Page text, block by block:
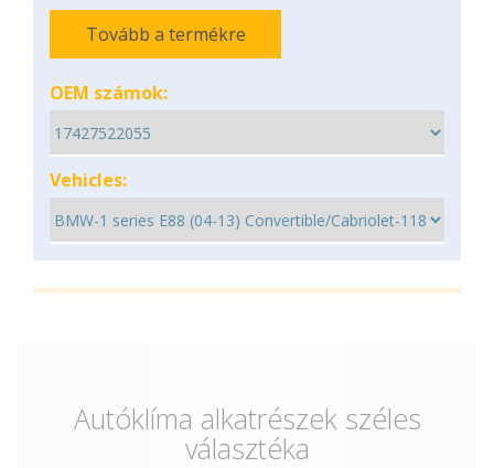
Tovább a termékre
OEM számok:
Vehicles:
Autóklíma alkatrészek széles
választéka